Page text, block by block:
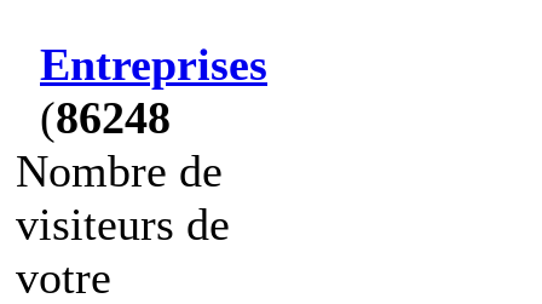
Entreprises
(86248
Nombre de
visiteurs de
votre